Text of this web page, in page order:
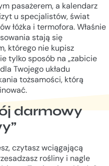
pasażerem, a kalendarz
u specjalistów, świat
łóżka i termofora. Właśnie
stają się
którego nie kupisz
tylko sposób na „zabicie
Twojego układu
tożsamości, którą
darmowy
czytasz wciągającą
rośliny i nagle